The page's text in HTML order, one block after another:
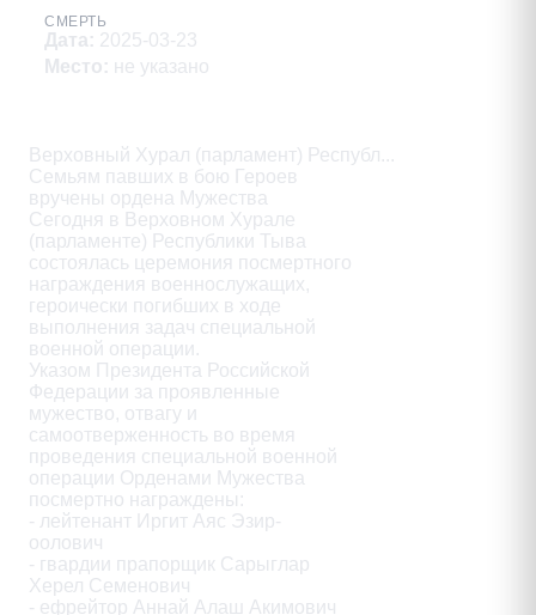
СМЕРТЬ
Дата: 2025-03-23
Место: не указано
Верховный Хурал (парламент) Республ...
Семьям павших в бою Героев
вручены ордена Мужества
Сегодня в Верховном Хурале
(парламенте) Республики Тыва
состоялась церемония посмертного
награждения военнослужащих,
героически погибших в ходе
выполнения задач специальной
военной операции.
Указом Президента Российской
Федерации за проявленные
мужество, отвагу и
самоотверженность во время
проведения специальной военной
операции Орденами Мужества
посмертно награждены:
- лейтенант Иргит Аяс Эзир-
оолович
- гвардии прапорщик Сарыглар
Херел Семенович
- ефрейтор Аннай Алаш Акимович